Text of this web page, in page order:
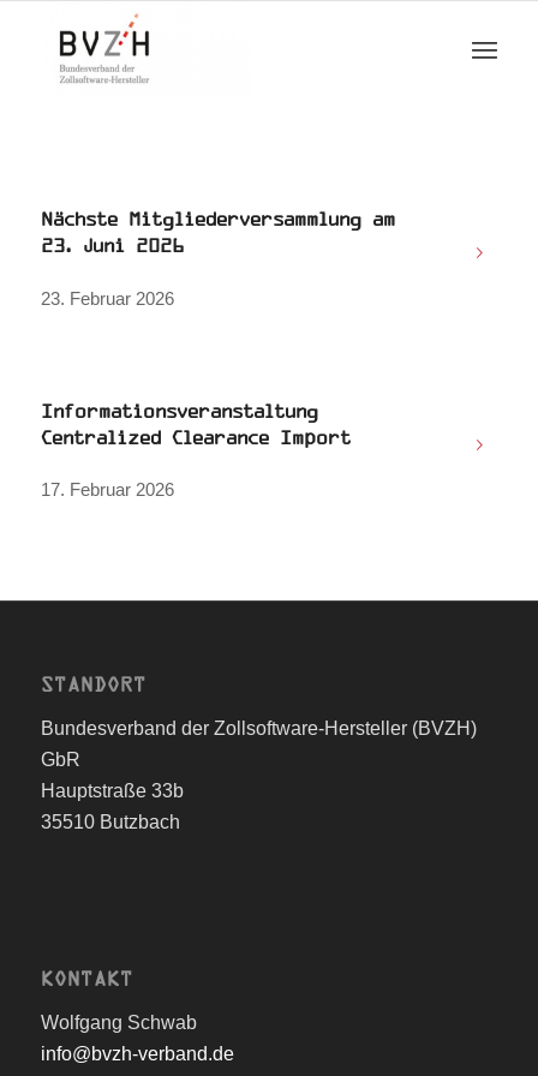
Nächste Mitgliederversammlung am
23. Juni 2026
23. Februar 2026
Informationsveranstaltung
Centralized Clearance Import
17. Februar 2026
STANDORT
Bundesverband der Zollsoftware-Hersteller (BVZH)
GbR
Hauptstraße 33b
35510 Butzbach
KONTAKT
Wolfgang Schwab
info@bvzh-verband.de